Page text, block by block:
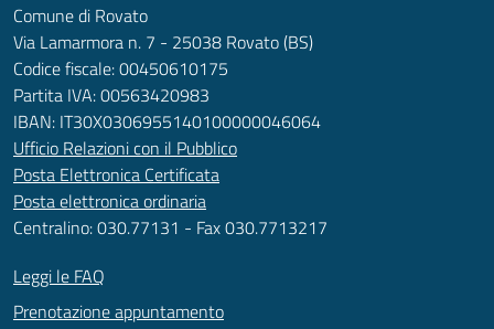
Comune di Rovato
Via Lamarmora n. 7 - 25038 Rovato (BS)
Codice fiscale: 00450610175
Partita IVA: 00563420983
IBAN: IT30X0306955140100000046064
Ufficio Relazioni con il Pubblico
Posta Elettronica Certificata
Posta elettronica ordinaria
Centralino: 030.77131 - Fax 030.7713217
Leggi le FAQ
Prenotazione appuntamento